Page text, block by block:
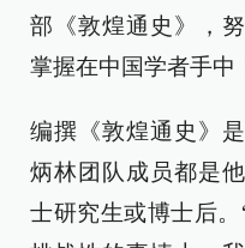
部《敦煌通史》，
掌握在中国学者手中
编撰《敦煌通史》
炳林团队成员都是
士研究生或博士后